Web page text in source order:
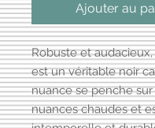
Ajouter au
Robuste et audacieux,
est un véritable noir
nuance se penche
nuances chaudes et